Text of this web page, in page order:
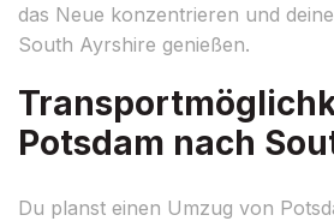
das Neue konzentrieren und
South Ayrshire genießen.
Potsdam nach
Du planst einen Umzug von